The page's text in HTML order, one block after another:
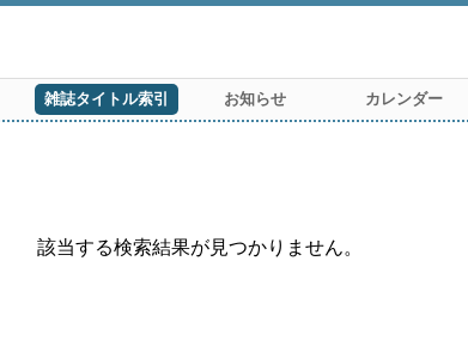
雑誌タイトル索引 お知らせ カレンダー
該当する検索結果が見つかりません。